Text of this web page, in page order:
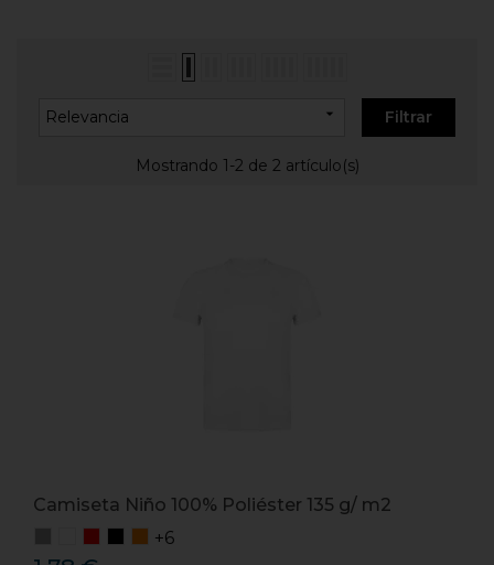
Relevancia  Filtrar
Mostrando 1-2 de 2 artículo(s)
Camiseta Niño 100% Poliéster 135 g/ m2
+6